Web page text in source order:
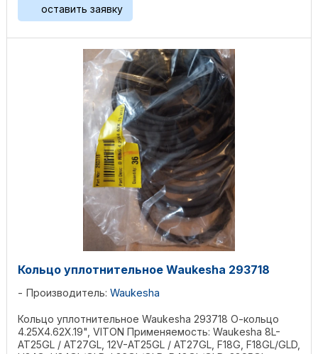
оставить заявку
Кольцо уплотнительное Waukesha 293718
Производитель: Waukesha
Кольцо уплотнительное Waukesha 293718 О-кольцо
4.25X4.62X.19", VITON Применяемость: Waukesha 8L-
AT25GL / AT27GL, 12V-AT25GL / AT27GL, F18G, F18GL/GLD,